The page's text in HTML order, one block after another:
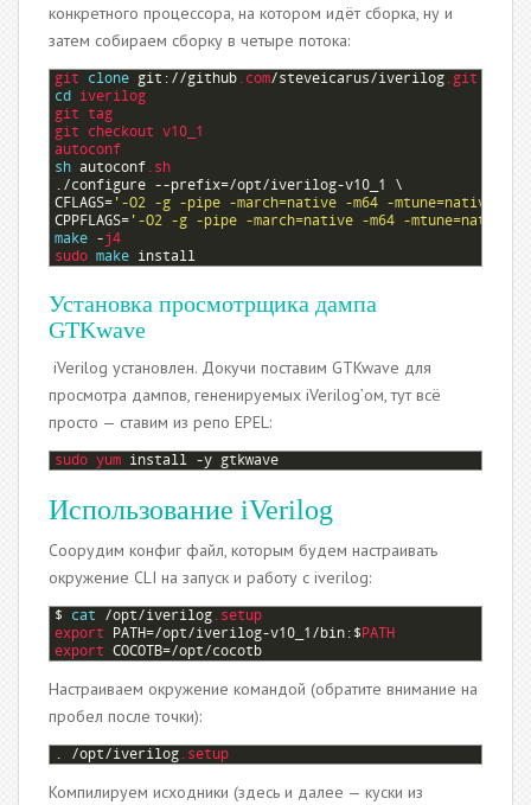
конкретного процессора, на котором идёт сборка, ну и
затем собираем сборку в четыре потока:
git clone git : //github.com/steveicarus/iverilog.git
cd
iverilog
git tag
git checkout v10_1
autoconf
sh autoconf.sh
. /configure --prefix=/opt/iverilog-v10_1
\
CFLAGS= '-O2 -g -pipe -march=native -m64 -mtune=native'
CPPFLAGS= '-O2 -g -pipe -march=native -m64 -mtune=native'
make -j4
sudo make install
Установка просмотрщика дампа
GTKwave
iVerilog установлен. Докучи поставим GTKwave для
просмотра дампов, гененируемых iVerilog’ом, тут всё
просто — ставим из репо EPEL:
sudo yum install -y gtkwave
Использование iVerilog
Соорудим конфиг файл, которым будем настраивать
окружение CLI на запуск и работу с iverilog:
$ cat /opt/iverilog.setup
export
PATH=/opt/iverilog-v10_1 /bin : $ PATH
export COCOTB=/opt/cocotb
Настраиваем окружение командой (обратите внимание на
пробел после точки):
. /opt/iverilog.setup
Компилируем исходники (здесь и далее — куски из